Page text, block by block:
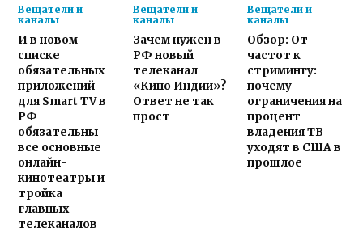
Вещатели и
каналы
И в новом
списке
обязательных
приложений
для Smart TV в
РФ
обязательны
все основные
онлайн-
кинотеатры и
тройка
главных
телеканалов
Вещатели и
каналы
Зачем нужен в
РФ новый
телеканал
«Кино Индии»?
Ответ не так
прост
Вещатели и
каналы
Обзор: От
частот к
стримингу:
почему
ограничения на
процент
владения ТВ
уходят в США в
прошлое